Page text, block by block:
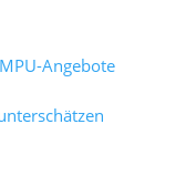
Angebote